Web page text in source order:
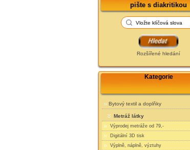
pište s diakritikou
Rozšířené hledání
Kategorie
Bytový textil a doplňky
Metráž látky
Výprodej metráže od 79,-
Digitální 3D tisk
Výplně, náplně, výztuhy